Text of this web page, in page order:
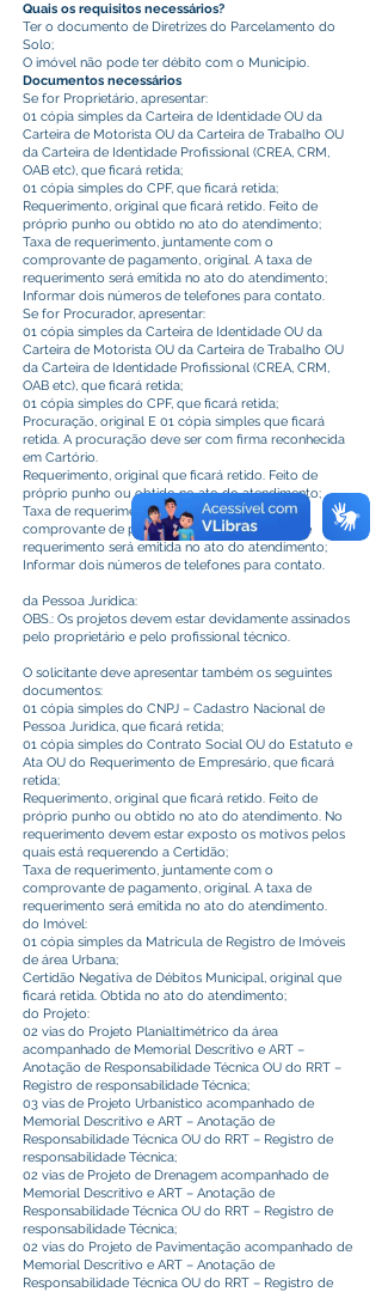
Quais os requisitos necessários?
Ter o documento de Diretrizes do Parcelamento do
Solo;
O imóvel não pode ter débito com o Município.
Documentos necessários
Se for Proprietário, apresentar:
01 cópia simples da Carteira de Identidade OU da
Carteira de Motorista OU da Carteira de Trabalho OU
da Carteira de Identidade Profissional (CREA, CRM,
OAB etc), que ficará retida;
01 cópia simples do CPF, que ficará retida;
Requerimento, original que ficará retido. Feito de
próprio punho ou obtido no ato do atendimento;
Taxa de requerimento, juntamente com o
comprovante de pagamento, original. A taxa de
requerimento será emitida no ato do atendimento;
Informar dois números de telefones para contato.
Se for Procurador, apresentar:
01 cópia simples da Carteira de Identidade OU da
Carteira de Motorista OU da Carteira de Trabalho OU
da Carteira de Identidade Profissional (CREA, CRM,
OAB etc), que ficará retida;
01 cópia simples do CPF, que ficará retida;
Procuração, original E 01 cópia simples que ficará
retida. A procuração deve ser com firma reconhecida
em Cartório.
Requerimento, original que ficará retido. Feito de
próprio punho ou obtido no ato do atendimento;
Taxa de requerimento, juntamente com o
comprovante de pagamento, original. A taxa de
requerimento será emitida no ato do atendimento;
Informar dois números de telefones para contato.
da Pessoa Jurídica:
OBS.: Os projetos devem estar devidamente assinados
pelo proprietário e pelo profissional técnico.
O solicitante deve apresentar também os seguintes
documentos:
01 cópia simples do CNPJ – Cadastro Nacional de
Pessoa Jurídica, que ficará retida;
01 cópia simples do Contrato Social OU do Estatuto e
Ata OU do Requerimento de Empresário, que ficará
retida;
Requerimento, original que ficará retido. Feito de
próprio punho ou obtido no ato do atendimento. No
requerimento devem estar exposto os motivos pelos
quais está requerendo a Certidão;
Taxa de requerimento, juntamente com o
comprovante de pagamento, original. A taxa de
requerimento será emitida no ato do atendimento.
do Imóvel:
01 cópia simples da Matrícula de Registro de Imóveis
de área Urbana;
Certidão Negativa de Débitos Municipal, original que
ficará retida. Obtida no ato do atendimento;
do Projeto:
02 vias do Projeto Planialtimétrico da área
acompanhado de Memorial Descritivo e ART –
Anotação de Responsabilidade Técnica OU do RRT –
Registro de responsabilidade Técnica;
03 vias de Projeto Urbanístico acompanhado de
Memorial Descritivo e ART – Anotação de
Responsabilidade Técnica OU do RRT – Registro de
responsabilidade Técnica;
02 vias de Projeto de Drenagem acompanhado de
Memorial Descritivo e ART – Anotação de
Responsabilidade Técnica OU do RRT – Registro de
responsabilidade Técnica;
02 vias do Projeto de Pavimentação acompanhado de
Memorial Descritivo e ART – Anotação de
Responsabilidade Técnica OU do RRT – Registro de